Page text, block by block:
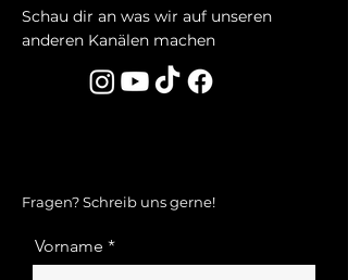
Schau dir an was wir auf unseren
anderen Kanälen machen
Fragen? Schreib uns gerne!
Vorname